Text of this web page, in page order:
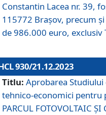
Constantin Lacea nr. 39,
115772 Brașov, precum
de 986.000 euro, exclusiv
930/21.12.2023
Titlu: Aprobarea
tehnico-economici pentru
PARCUL FOTOVOLTAIC ȘI